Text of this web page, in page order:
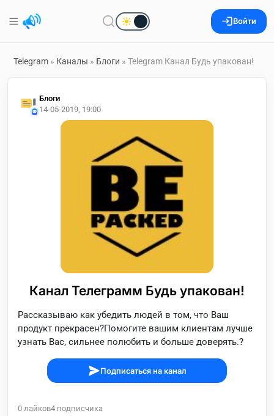
Войти
Telegram » Каналы » Блоги » Telegram Канал Будь упакован!
Блоги
14-05-2019, 19:00
Канал Телеграмм Будь упакован!
Рассказываю как убедить людей в том, что Ваш
продукт прекрасен?Помогите вашим клиентам лучше
узнать Вас, сильнее полюбить и больше доверять.?
Подписаться на канал
0 лайков4 подписчика